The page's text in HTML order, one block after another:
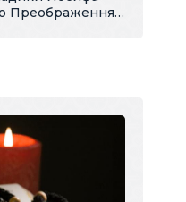
Преображення